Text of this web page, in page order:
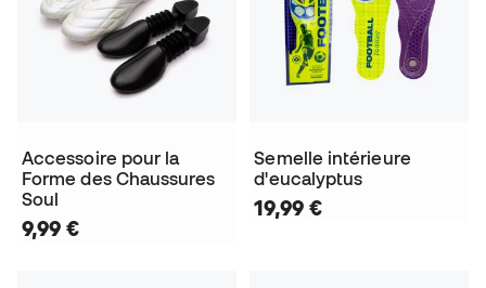
Accessoire pour la
Forme des Chaussures
Soul
9,99 €
Semelle intérieure
d'eucalyptus
19,99 €